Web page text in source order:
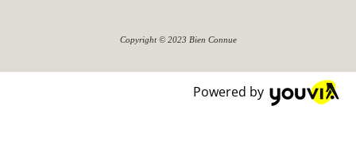
Copyright © 2023 Bien Connue
Powered by